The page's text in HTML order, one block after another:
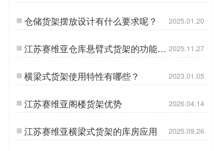
仓储货架摆放设计有什么要求呢？ 2025.01.20
江苏赛维亚仓库悬臂式货架的功能和
应用
2025.11.27
横梁式货架使用特性有哪些？ 2023.01.05
江苏赛维亚阁楼货架优势 2026.04.14
江苏赛维亚横梁式货架的库房应用 2025.09.26